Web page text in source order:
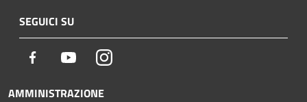
SEGUICI SU
Facebook YoutubeInstagram
AMMINISTRAZIONE